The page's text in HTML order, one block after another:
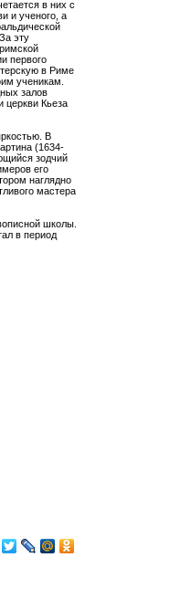
в них с
и ученого, а
эту
первого
в Риме
ученикам.
залов
церкви Кьеза
В
(1634-
зодчий
его
наглядно
мастера
школы.
в период